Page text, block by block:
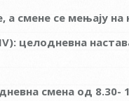
а смене се мењају
целодневна
смена од 8.30-